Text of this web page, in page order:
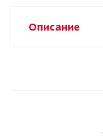
Описание